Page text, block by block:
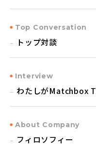
Top Conversation
トップ対談
Interview
わたしがMatchbox
About Company
フィロソフィー